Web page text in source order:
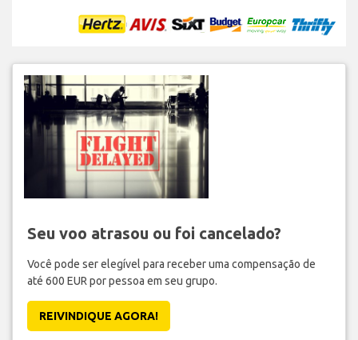
Seu voo atrasou ou foi cancelado?
Você pode ser elegível para receber uma compensação de
até 600 EUR por pessoa em seu grupo.
REIVINDIQUE AGORA!